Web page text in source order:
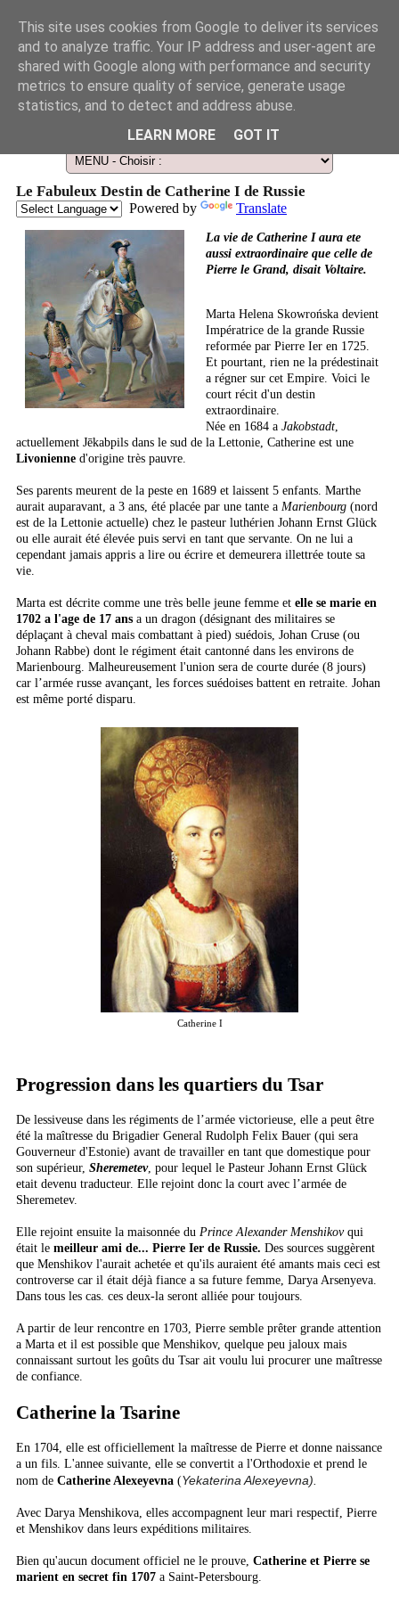
Le Guide des Smart Télescopes et de l'Astronomie amateur
Le Fabuleux Destin de Catherine I de Russie
Powered by Translate
La vie de Catherine I aura ete
aussi extraordinaire que celle de
Pierre le Grand, disait Voltaire.
Marta Helena Skowrońska devient
Impératrice de la grande Russie
reformée par Pierre Ier en 1725.
Et pourtant, rien ne la prédestinait
a régner sur cet Empire. Voici le
court récit d'un destin
extraordinaire.
Née en 1684 a Jakobstadt,
actuellement Jēkabpils dans le sud de la Lettonie, Catherine est une
Livonienne d'origine très pauvre.
Ses parents meurent de la peste en 1689 et laissent 5 enfants. Marthe
aurait auparavant, a 3 ans, été placée par une tante a Marienbourg (nord
est de la Lettonie actuelle) chez le pasteur luthérien Johann Ernst Glück
ou elle aurait été élevée puis servi en tant que servante. On ne lui a
cependant jamais appris a lire ou écrire et demeurera illettrée toute sa
vie.
Marta est décrite comme une très belle jeune femme et elle se marie en
1702 a l'age de 17 ans a un dragon (désignant des militaires se
déplaçant à cheval mais combattant à pied) suédois, Johan Cruse (ou
Johann Rabbe) dont le régiment était cantonné dans les environs de
Marienbourg. Malheureusement l'union sera de courte durée (8 jours)
car l’armée russe avançant, les forces suédoises battent en retraite. Johan
est même porté disparu.
Catherine I
Progression dans les quartiers du Tsar
De lessiveuse dans les régiments de l’armée victorieuse, elle a peut être
été la maîtresse du Brigadier General Rudolph Felix Bauer (qui sera
Gouverneur d'Estonie) avant de travailler en tant que domestique pour
son supérieur, Sheremetev, pour lequel le Pasteur Johann Ernst Glück
etait devenu traducteur. Elle rejoint donc la court avec l’armée de
Sheremetev.
Elle rejoint ensuite la maisonnée du Prince Alexander Menshikovqui
était le meilleur ami de... Pierre Ier de Russie. Des sources suggèrent
que Menshikov l'aurait achetée et qu'ils auraient été amants mais ceci est
controverse car il était déjà fiance a sa future femme, Darya Arsenyeva.
Dans tous les cas. ces deux-la seront alliée pour toujours.
A partir de leur rencontre en 1703, Pierre semble prêter grande attention
a Marta et il est possible que Menshikov, quelque peu jaloux mais
connaissant surtout les goûts du Tsar ait voulu lui procurer une maîtresse
de confiance.
Catherine la Tsarine
En 1704, elle est officiellement la maîtresse de Pierre et donne naissance
a un fils. L'annee suivante, elle se convertit a l'Orthodoxie et prend le
nom de Catherine Alexeyevna (Yekaterina Alexeyevna).
Avec Darya Menshikova, elles accompagnent leur mari respectif, Pierre
et Menshikov dans leurs expéditions militaires.
Bien qu'aucun document officiel ne le prouve, Catherine et Pierre se
marient en secret fin 1707 a Saint-Petersbourg.
This site uses cookies from Google to deliver its services
and to analyze traffic. Your IP address and user-agent are
shared with Google along with performance and security
metrics to ensure quality of service, generate usage
statistics, and to detect and address abuse.
LEARN MORE
GOT IT